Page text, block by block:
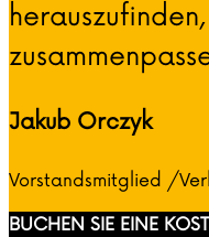
Jakub Orczyk
Vorstandsmitglied /
BUCHEN SIE EINE